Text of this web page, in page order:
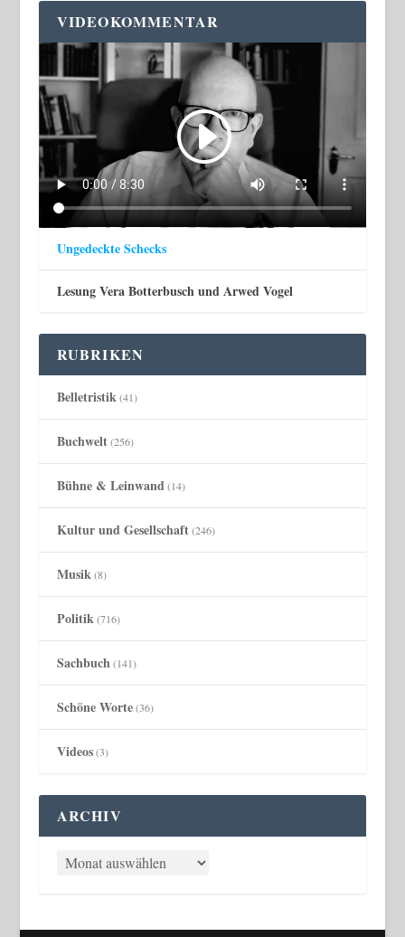
VIDEOKOMMENTAR
Ungedeckte Schecks
Lesung Vera Botterbusch und Arwed Vogel
RUBRIKEN
Belletristik (41)
Buchwelt(256)
Bühne & Leinwand (14)
Kultur und Gesellschaft(246)
Musik (8)
Politik (716)
Sachbuch (141)
Schöne Worte(36)
Videos(3)
ARCHIV